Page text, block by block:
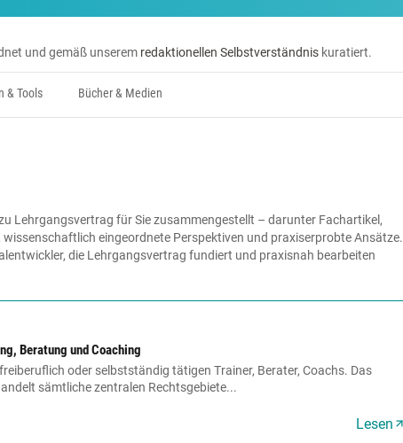
und gemäß unserem redaktionellen Selbstverständnis kuratiert.
& Tools Bücher & Medien
Lehrgangsvertrag für Sie zusammengestellt – darunter Fachartikel,
eingeordnete Perspektiven und praxiserprobte Ansätze.
die Lehrgangsvertrag fundiert und praxisnah bearbeiten
Beratung und Coaching
oder selbstständig tätigen Trainer, Berater, Coachs. Das
sämtliche zentralen Rechtsgebiete...
Lesen